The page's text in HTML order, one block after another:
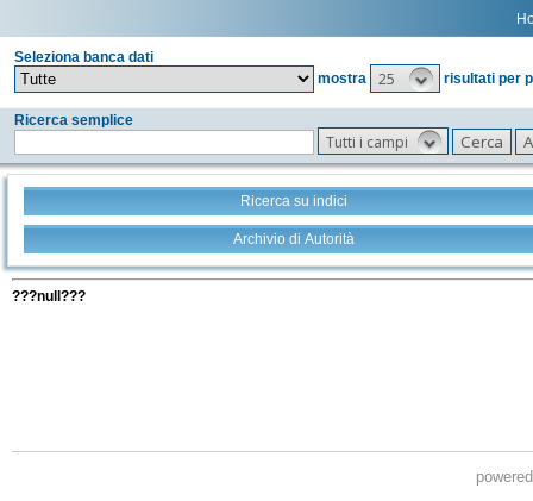
Seleziona banca dati
mostra
25 risultati per
Ricerca semplice
Tutti i campi
Ricerca su indici
Archivio di Autorità
???null???